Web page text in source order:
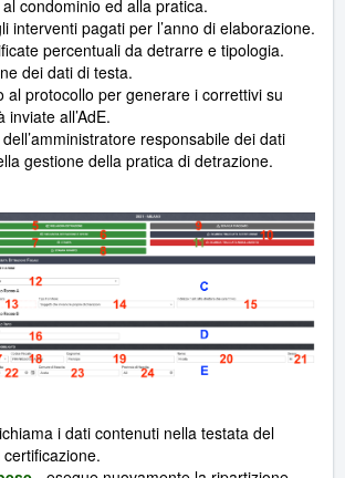
condominio ed alla pratica.
interventi pagati per l’anno di elaborazione.
percentuali da detrarre e tipologia.
dei dati di testa.
al protocollo per generare i correttivi su
inviate all’AdE.
responsabile dei dati
gestione della pratica di detrazione.
i dati contenuti nella testata del